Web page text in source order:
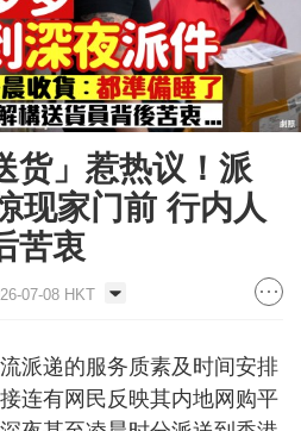
货」惹热议！派
现家门前 行内人
苦衷
07-08 HKT
派递的服务质素及时间安排
连有网民反映其内地网购平